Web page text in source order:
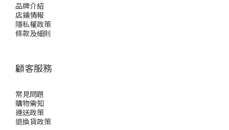
品牌介紹
店鋪情報
隱私權政策
條款及細則
顧客服務
常見問題
購物需知
運送政策
退換貨政策